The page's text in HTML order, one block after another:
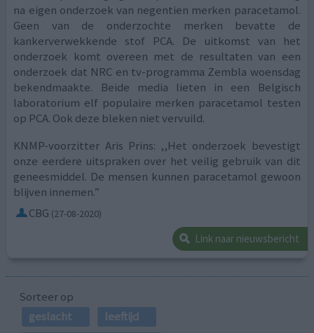
na eigen onderzoek van negentien merken paracetamol.
Geen van de onderzochte merken bevatte de
kankerverwekkende stof PCA. De uitkomst van het
onderzoek komt overeen met de resultaten van een
onderzoek dat NRC en tv-programma Zembla woensdag
bekendmaakte. Beide media lieten in een Belgisch
laboratorium elf populaire merken paracetamol testen
op PCA. Ook deze bleken niet vervuild.
KNMP-voorzitter Aris Prins: ,,Het onderzoek bevestigt
onze eerdere uitspraken over het veilig gebruik van dit
geneesmiddel. De mensen kunnen paracetamol gewoon
blijven innemen.”
CBG (27-08-2020)
Link naar nieuwsbericht
Sorteer op
geslacht
leeftijd